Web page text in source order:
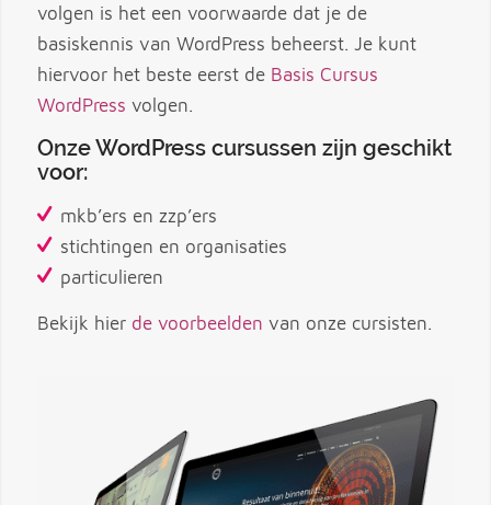
volgen is het een voorwaarde dat je de
basiskennis van WordPress beheerst. Je kunt
hiervoor het beste eerst de Basis Cursus
WordPress volgen.
Onze WordPress cursussen zijn geschikt
voor:
mkb’ers en zzp’ers
stichtingen en organisaties
particulieren
Bekijk hier de voorbeelden van onze cursisten.